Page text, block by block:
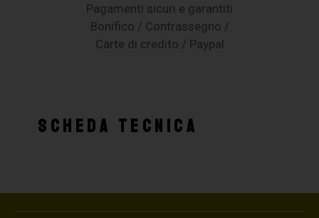
Pagamenti sicuri e garantiti
Bonifico / Contrassegno /
Carte di credito / Paypal
SCHEDA TECNICA